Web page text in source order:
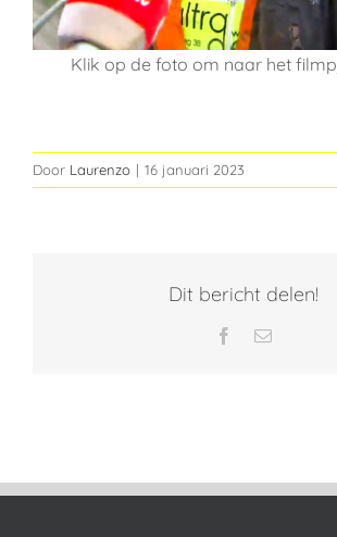
Klik op de foto om naar het
Door Laurenzo | 16 januari 2023
Dit bericht delen!
Facebook
E-